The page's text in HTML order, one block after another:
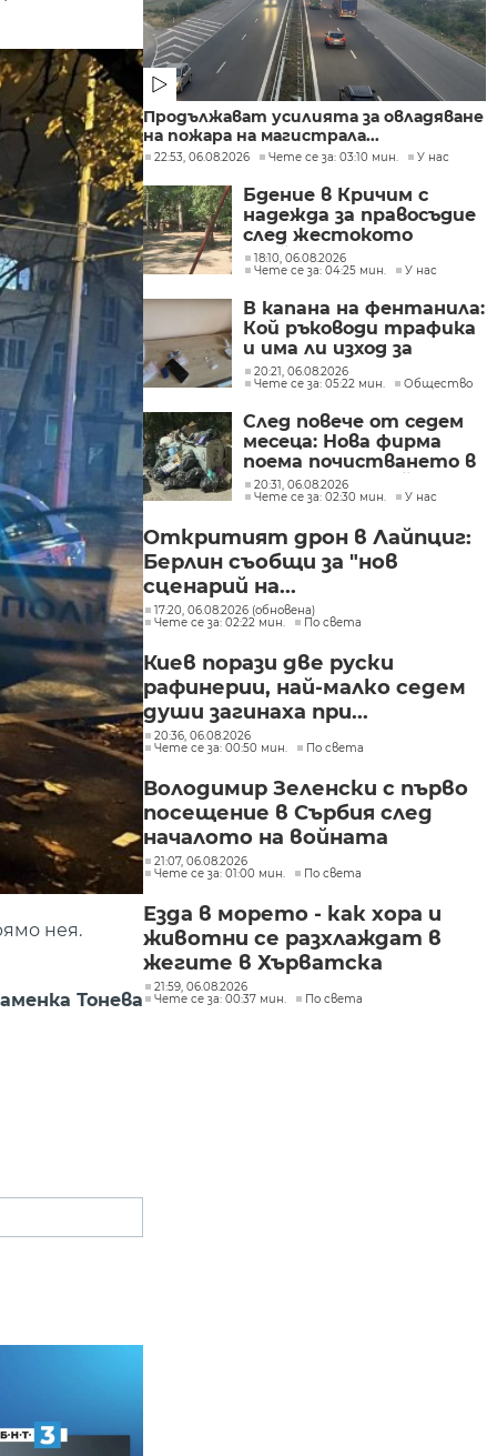
нея.
Тонева
Продължават усилията за овладяване
на пожара на магистрала...
22:53, 06.08.2026 Чете се за: 03:10 мин. У нас
Бдение в Кричим с
надежда за правосъдие
след жестокото
убийство на млад мъж
в Пловдив от
18:10, 06.08.2026
Чете се за: 04:25 мин.
У нас
В капана на фентанила:
Кой ръководи трафика
и има ли изход за
пристрастените?
20:21, 06.08.2026
Чете се за: 05:22 мин.
Общество
След повече от седем
месеца: Нова фирма
поема почистването в
столичните райони
"Слатина", "Подуяне" и
20:31, 06.08.2026
Чете се за: 02:30 мин.
У нас
Откритият дрон в Лайпциг:
Берлин съобщи за "нов
сценарий на...
17:20, 06.08.2026 (обновена)
Чете се за: 02:22 мин.
По света
Киев порази две руски
рафинерии, най-малко седем
души загинаха при...
20:36, 06.08.2026
Чете се за: 00:50 мин.
По света
Володимир Зеленски с първо
посещение в Сърбия след
началото на войната
21:07, 06.08.2026
Чете се за: 01:00 мин.
По света
Езда в морето - как хора и
животни се разхлаждат в
жегите в Хърватска
21:59, 06.08.2026
Чете се за: 00:37 мин.
По света